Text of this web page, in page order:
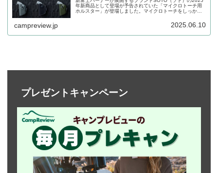
年新商品として登場が予告されていた「マイクロトーチ用
ホルスター」が登場しました。マイクロトーチをしっかり
テムのウェイビングへ取り付けることができるホルスター
campreview.jp 2025.06.10
プレゼントキャンペーン